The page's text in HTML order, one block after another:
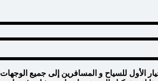
الأول للسياح و المسافرين إلى جميع